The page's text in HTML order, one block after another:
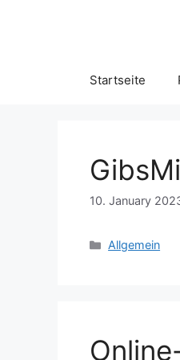
Startseite
10. January
Categories
Allgemein